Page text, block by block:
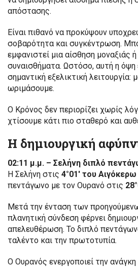
απόστασης.
Είναι πιθανό να προκύψουν
σοβαρότητα και συγκέντρωση.
εμφανιστεί μια αίσθηση μοναξιάς
συναισθήματα. Ωστόσο, αυτή η όψη
σημαντική εξελικτική λειτουργία:
ωριμάσουμε.
Ο Κρόνος δεν περιορίζει χωρίς
χτίσουμε κάτι πιο σταθερό και
Η δημιουργική
02:11 μ.μ. – Σελήνη διπλό
Η Σελήνη στις 4°01′ του Αιγόκερω
πεντάγωνο με τον Ουρανό στις
Μετά την ένταση των
πλανητική σύνδεση φέρνει
απελευθέρωση. Το διπλό
ταλέντο και την πρωτοτυπία.
Ο Ουρανός ενεργοποιεί την ανάγκη